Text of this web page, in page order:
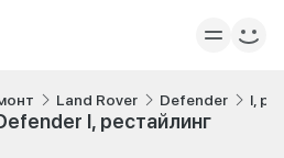
Land Rover Defender I,
I, рестайлинг